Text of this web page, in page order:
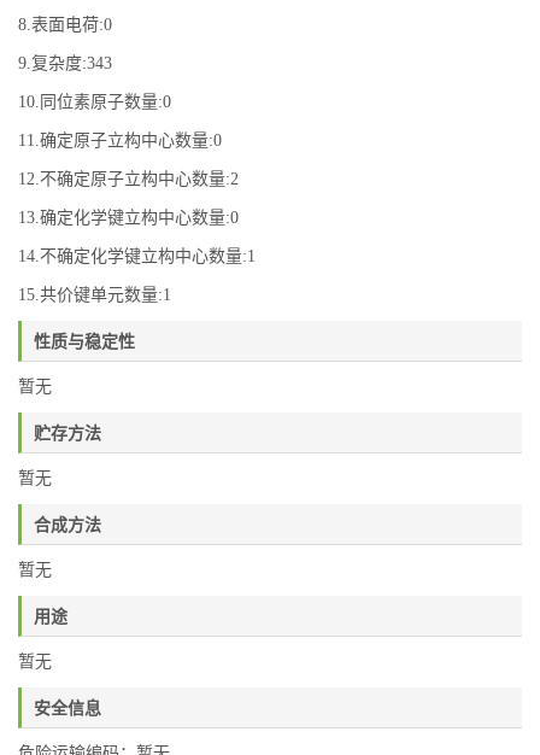
8.表面电荷:0
9.复杂度:343
10.同位素原子数量:0
11.确定原子立构中心数量:0
12.不确定原子立构中心数量:2
13.确定化学键立构中心数量:0
14.不确定化学键立构中心数量:1
15.共价键单元数量:1
性质与稳定性
暂无
贮存方法
暂无
合成方法
暂无
用途
暂无
安全信息